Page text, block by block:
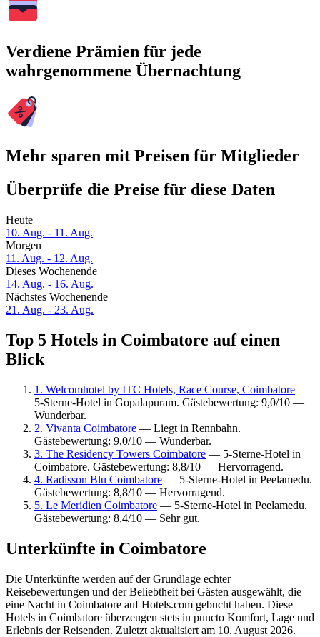
Verdiene Prämien für jede
wahrgenommene Übernachtung
Mehr sparen mit Preisen für Mitglieder
Überprüfe die Preise für diese Daten
Heute
10. Aug. - 11. Aug.
Morgen
11. Aug. - 12. Aug.
Dieses Wochenende
14. Aug. - 16. Aug.
Nächstes Wochenende
21. Aug. - 23. Aug.
Top 5 Hotels in Coimbatore auf einen
Blick
1. Welcomhotel by ITC Hotels, Race Course, Coimbatore —
5-Sterne-Hotel in Gopalapuram. Gästebewertung: 9,0/10 —
Wunderbar.
2. Vivanta Coimbatore — Liegt in Rennbahn.
Gästebewertung: 9,0/10 — Wunderbar.
3. The Residency Towers Coimbatore — 5-Sterne-Hotel in
Coimbatore. Gästebewertung: 8,8/10 — Hervorragend.
4. Radisson Blu Coimbatore — 5-Sterne-Hotel in Peelamedu.
Gästebewertung: 8,8/10 — Hervorragend.
5. Le Meridien Coimbatore — 5-Sterne-Hotel in Peelamedu.
Gästebewertung: 8,4/10 — Sehr gut.
Unterkünfte in Coimbatore
Die Unterkünfte werden auf der Grundlage echter
Reisebewertungen und der Beliebtheit bei Gästen ausgewählt, die
eine Nacht in Coimbatore auf Hotels.com gebucht haben. Diese
Hotels in Coimbatore überzeugen stets in puncto Komfort, Lage und
Erlebnis der Reisenden. Zuletzt aktualisiert am 10. August 2026.